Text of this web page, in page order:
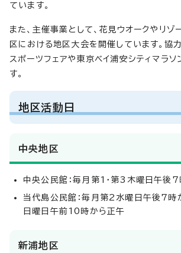
ています。
また、主催事業として、花見ウオークやリゾ
区における地区大会を開催しています。協
スポーツフェアや東京ベイ浦安シティマラソ
す。
地区活動日
中央地区
中央公民館：毎月第1・第3木曜日午後
当代島公民館：毎月第2水曜日午後7時
日曜日午前10時から正午
新浦地区